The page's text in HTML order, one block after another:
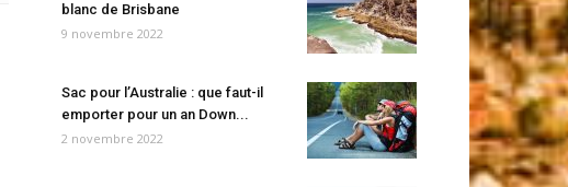
blanc de Brisbane
9 novembre 2022
Sac pour l’Australie : que faut-il
emporter pour un an Down...
2 novembre 2022